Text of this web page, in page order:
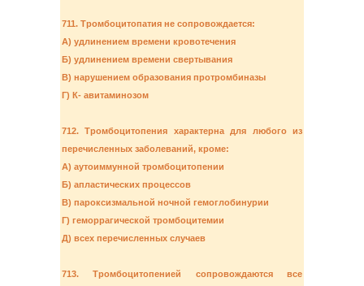
711. Тромбоцитопатия не сопровождается:
А) удлинением времени кровотечения
Б) удлинением времени свертывания
В) нарушением образования протромбиназы
Г) К- авитаминозом
712. Тромбоцитопения характерна для любого из
перечисленных заболеваний, кроме:
А) аутоиммунной тромбоцитопении
Б) апластических процессов
В) пароксизмальной ночной гемоглобинурии
Г) геморрагической тромбоцитемии
Д) всех перечисленных случаев
713. Тромбоцитопенией сопровождаются все